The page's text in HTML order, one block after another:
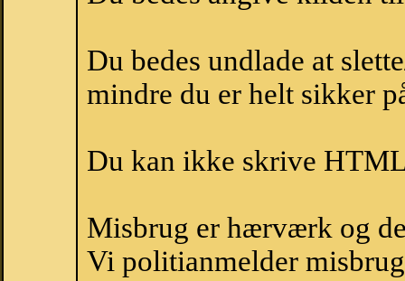
Du bedes undlade at
mindre du er helt sikker
Du kan ikke skrive
Misbrug er hærværk og
Vi politianmelder